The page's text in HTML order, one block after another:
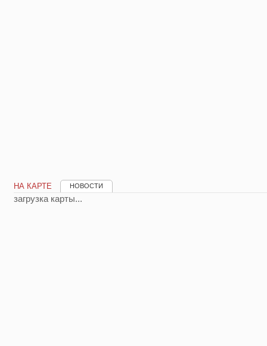
НА КАРТЕ НОВОСТИ
загрузка карты...